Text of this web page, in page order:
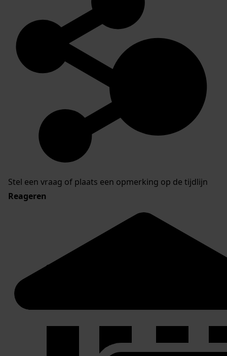
Stel een vraag of plaats een opmerking op de tijdlijn
Reageren